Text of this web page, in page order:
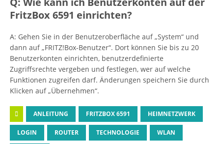
FritzBox 6591 einrichten?
A: Gehen Sie in der Benutzeroberfläche auf „System“ und
dann auf „FRITZ!Box-Benutzer“. Dort können Sie bis zu 20
Benutzerkonten einrichten, benutzerdefinierte
Zugriffsrechte vergeben und festlegen, wer auf welche
Funktionen zugreifen darf. Änderungen speichern Sie durch
Klicken auf „Übernehmen“.
ANLEITUNG FRITZBOX 6591 HEIMNETZWERK
LOGIN ROUTER TECHNOLOGIE WLAN